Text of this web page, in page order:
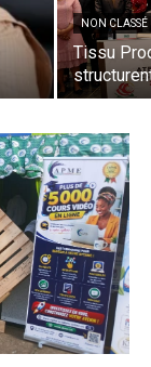
NON CLASSÉ
Tissu